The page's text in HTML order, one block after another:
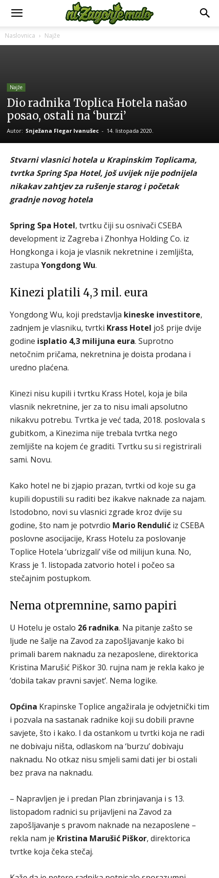
Naslovnica Najže
Najže
Dio radnika Toplica Hotela našao
posao, ostali na ‘burzi’
Autor: Snježana Flegar Ivanušec - 14. listopada 2020.
Stvarni vlasnici hotela u Krapinskim Toplicama,
tvrtka Spring Spa Hotel, još uvijek nije podnijela
nikakav zahtjev za rušenje starog i početak
gradnje novog hotela
Spring Spa Hotel, tvrtku čiji su osnivači CSEBA
development iz Zagreba i Zhonhya Holding Co. iz
Hongkonga i koja je vlasnik nekretnine i zemljišta,
zastupa Yongdong Wu.
Kinezi platili 4,3 mil. eura
Yongdong Wu, koji predstavlja kineske investitore,
zadnjem je vlasniku, tvrtki Krass Hotel još prije dvije
godine isplatio 4,3 milijuna eura. Suprotno
netočnim pričama, nekretnina je doista prodana i
uredno plaćena.
Kinezi nisu kupili i tvrtku Krass Hotel, koja je bila
vlasnik nekretnine, jer za to nisu imali apsolutno
nikakvu potrebu. Tvrtka je već tada, 2018. poslovala s
gubitkom, a Kinezima nije trebala tvrtka nego
zemljište na kojem će graditi. Tvrtku su si registrirali
sami. Novu.
Kako hotel ne bi zjapio prazan, tvrtki od koje su ga
kupili dopustili su raditi bez ikakve naknade za najam.
Istodobno, novi su vlasnici zgrade kroz dvije su
godine, što nam je potvrdio Mario Rendulić iz CSEBA
poslovne asocijacije, Krass Hotelu za poslovanje
Toplice Hotela ‘ubrizgali’ više od milijun kuna. No,
Krass je 1. listopada zatvorio hotel i počeo sa
stečajnim postupkom.
Nema otpremnine, samo papiri
U Hotelu je ostalo 26 radnika. Na pitanje zašto se
ljude ne šalje na Zavod za zapošljavanje kako bi
primali barem naknadu za nezaposlene, direktorica
Kristina Marušić Piškor 30. rujna nam je rekla kako je
‘dobila takav pravni savjet’. Nema logike.
Općina Krapinske Toplice angažirala je odvjetnički tim
i pozvala na sastanak radnike koji su dobili pravne
savjete, što i kako. I da ostankom u tvrtki koja ne radi
ne dobivaju ništa, odlaskom na ‘burzu’ dobivaju
naknadu. No otkaz nisu smjeli sami dati jer bi ostali
bez prava na naknadu.
– Napravljen je i predan Plan zbrinjavanja i s 13.
listopadom radnici su prijavljeni na Zavod za
zapošljavanje s pravom naknade na nezaposlene –
rekla nam je Kristina Marušić Piškor, direktorica
tvrtke koja čeka stečaj.